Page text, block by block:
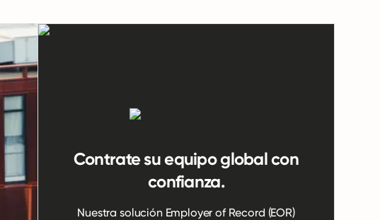
Contrate su equipo global con
confianza.
Nuestra solución Employer of Record (EOR)